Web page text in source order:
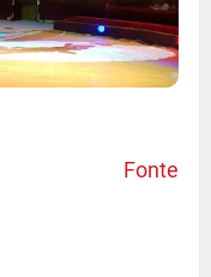
Fonte